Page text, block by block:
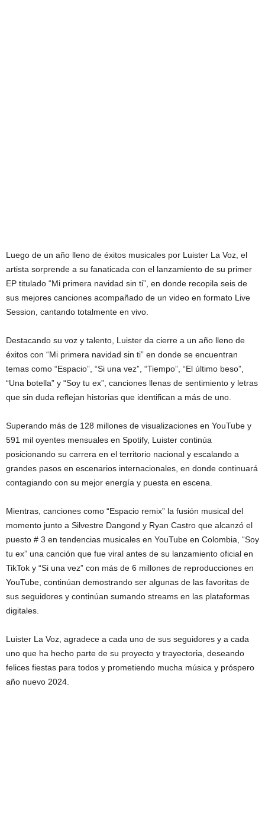
Luego de un año lleno de éxitos musicales por Luister La Voz, el
artista sorprende a su fanaticada con el lanzamiento de su primer
EP titulado “Mi primera navidad sin ti”, en donde recopila seis de
sus mejores canciones acompañado de un video en formato Live
Session, cantando totalmente en vivo.
Destacando su voz y talento, Luister da cierre a un año lleno de
éxitos con “Mi primera navidad sin ti” en donde se encuentran
temas como “Espacio”, “Si una vez”, “Tiempo”, “El último beso”,
“Una botella” y “Soy tu ex”, canciones llenas de sentimiento y letras
que sin duda reflejan historias que identifican a más de uno.
Superando más de 128 millones de visualizaciones en YouTube y
591 mil oyentes mensuales en Spotify, Luister continúa
posicionando su carrera en el territorio nacional y escalando a
grandes pasos en escenarios internacionales, en donde continuará
contagiando con su mejor energía y puesta en escena.
Mientras, canciones como “Espacio remix” la fusión musical del
momento junto a Silvestre Dangond y Ryan Castro que alcanzó el
puesto # 3 en tendencias musicales en YouTube en Colombia, “Soy
tu ex” una canción que fue viral antes de su lanzamiento oficial en
TikTok y “Si una vez” con más de 6 millones de reproducciones en
YouTube, continúan demostrando ser algunas de las favoritas de
sus seguidores y continúan sumando streams en las plataformas
digitales.
Luister La Voz, agradece a cada uno de sus seguidores y a cada
uno que ha hecho parte de su proyecto y trayectoria, deseando
felices fiestas para todos y prometiendo mucha música y próspero
año nuevo 2024.